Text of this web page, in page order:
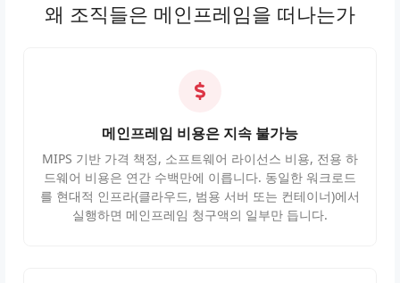
왜 조직들은 메인프레임을 떠나는가
메인프레임 비용은 지속 불가능
MIPS 기반 가격 책정, 소프트웨어 라이선스 비용, 전용 하
드웨어 비용은 연간 수백만에 이릅니다. 동일한 워크로드
를 현대적 인프라(클라우드, 범용 서버 또는 컨테이너)에서
실행하면 메인프레임 청구액의 일부만 듭니다.